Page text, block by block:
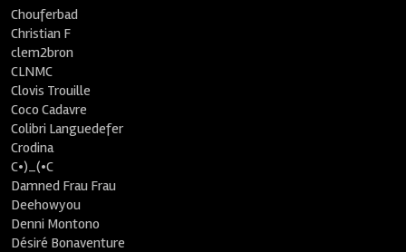
Chouferbad
Christian F
clem2bron
CLNMC
Clovis Trouille
Coco Cadavre
Colibri Languedefer
Crodina
C•)_(•C
Damned Frau Frau
Deehowyou
Denni Montono
Désiré Bonaventure